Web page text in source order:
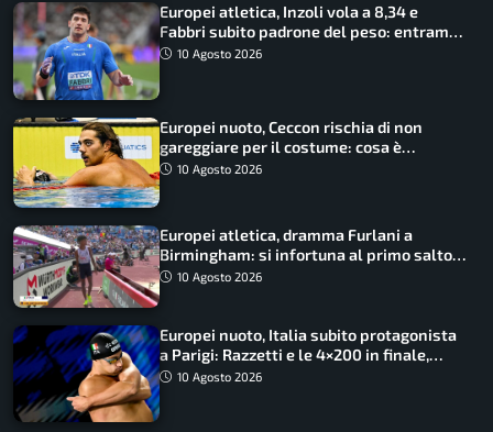
Europei atletica, Inzoli vola a 8,34 e
Fabbri subito padrone del peso: entrambi
in finale col miglior risultato
10 Agosto 2026
Europei nuoto, Ceccon rischia di non
gareggiare per il costume: cosa è
successo
10 Agosto 2026
Europei atletica, dramma Furlani a
Birmingham: si infortuna al primo salto
ed esce in carrozzina
10 Agosto 2026
Europei nuoto, Italia subito protagonista
a Parigi: Razzetti e le 4×200 in finale,
Quadarella domina gli 800
10 Agosto 2026